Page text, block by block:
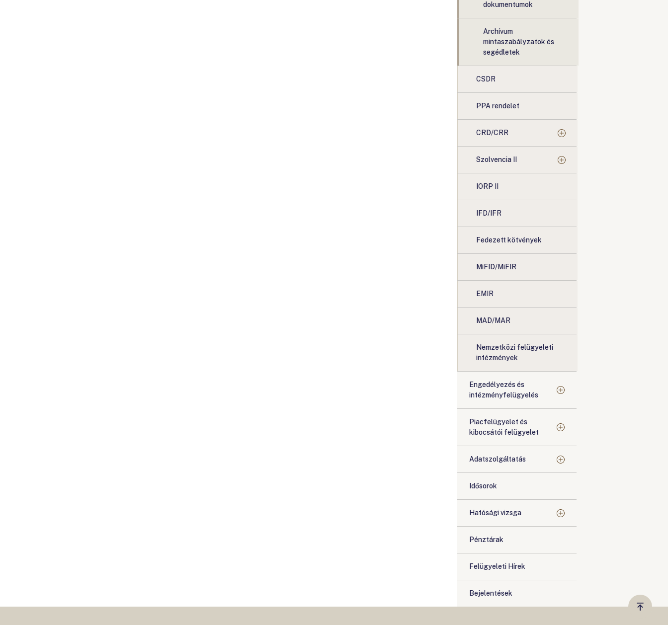
dokumentumok
Archívum
mintaszabályzatok és
segédletek
CSDR
PPA rendelet
CRD/CRR
Szolvencia II
IORP II
IFD/IFR
Fedezett kötvények
MiFID/MiFIR
EMIR
MAD/MAR
Nemzetközi felügyeleti
intézmények
Engedélyezés és
intézményfelügyelés
Piacfelügyelet és
kibocsátói felügyelet
Adatszolgáltatás
Idősorok
Hatósági vizsga
Pénztárak
Felügyeleti Hírek
Bejelentések
Vissza